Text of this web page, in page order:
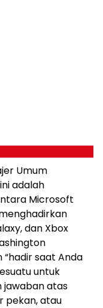
Umum
adalah
Microsoft
dan Xbox
saat Anda
untuk
atas
pekan, atau